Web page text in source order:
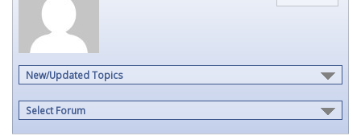
New/Updated Topics
Select Forum